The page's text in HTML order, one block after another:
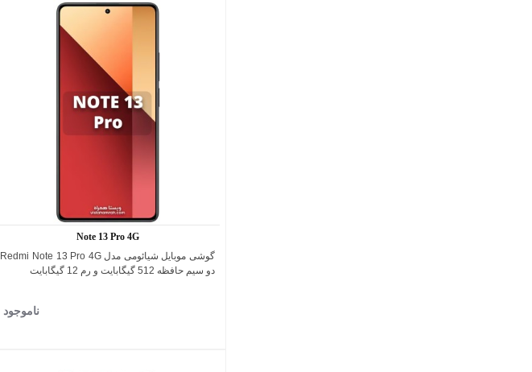
اضافه به مقایسه
Note 13 Pro 4G
گوشی موبایل شیائومی مدل Redmi Note 13 Pro 4G
دو سیم حافظه 512 گیگابایت و رم 12 گیگابایت
ناموجود